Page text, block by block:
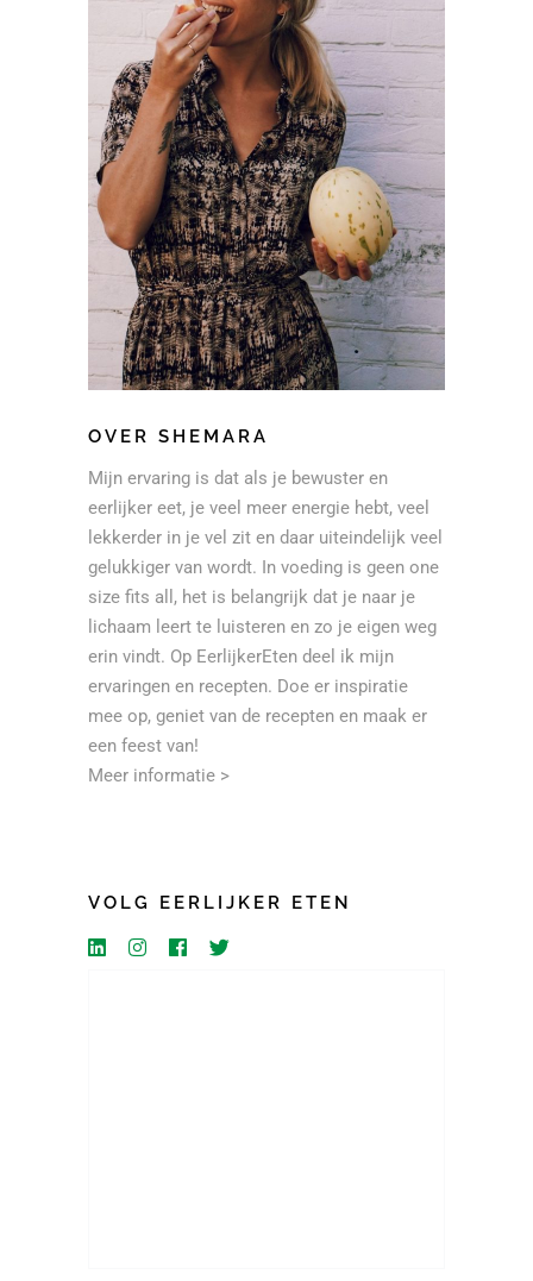
OVER SHEMARA
Mijn ervaring is dat als je bewuster en
eerlijker eet, je veel meer energie hebt, veel
lekkerder in je vel zit en daar uiteindelijk veel
gelukkiger van wordt. In voeding is geen one
size fits all, het is belangrijk dat je naar je
lichaam leert te luisteren en zo je eigen weg
erin vindt. Op EerlijkerEten deel ik mijn
ervaringen en recepten. Doe er inspiratie
mee op, geniet van de recepten en maak er
een feest van!
Meer informatie >
VOLG EERLIJKER ETEN